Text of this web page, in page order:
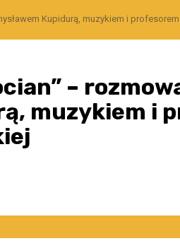
Kupidurą, muzykiem i
–
muzykiem i